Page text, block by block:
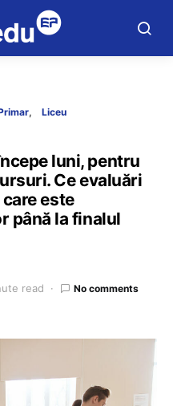
Liceu
luni, pentru
Ce evaluări
este
până la finalul
read No comments